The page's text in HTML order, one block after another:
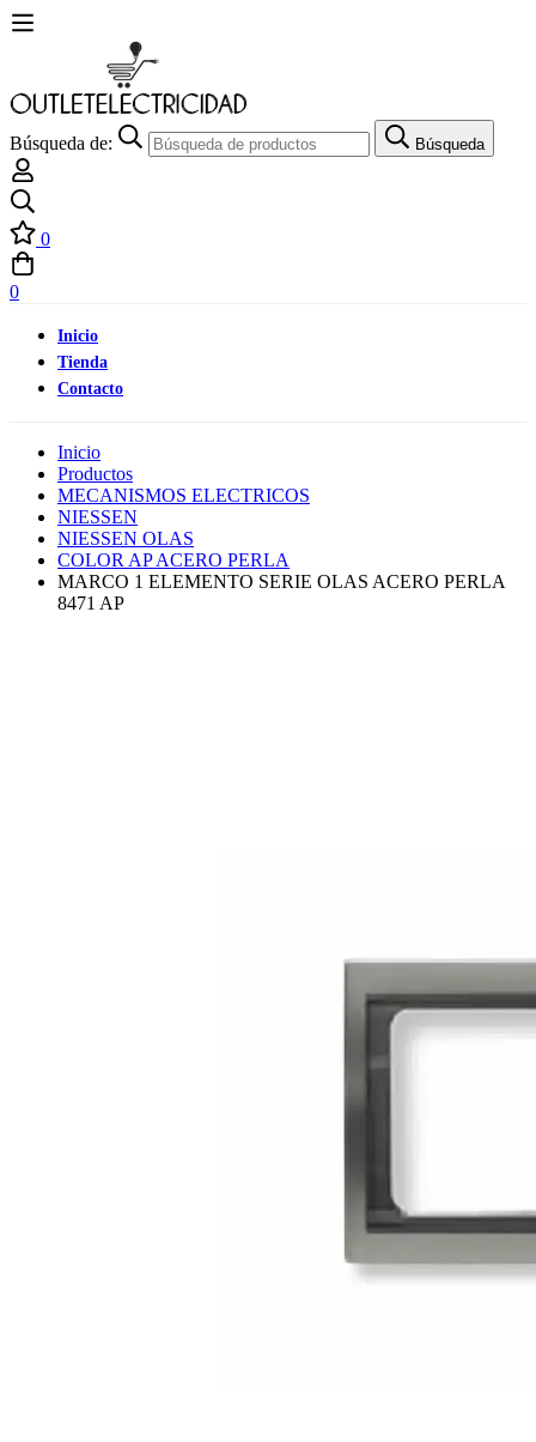
Búsqueda de: Búsqueda
0
0
Inicio
Tienda
Contacto
Inicio
Productos
MECANISMOS ELECTRICOS
NIESSEN
NIESSEN OLAS
COLOR AP ACERO PERLA
MARCO 1 ELEMENTO SERIE OLAS ACERO PERLA
8471 AP